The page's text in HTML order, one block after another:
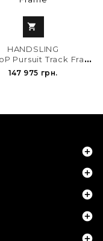

HANDSLING
T
R2evoP Pursuit Track Frame
147 975 грн.



